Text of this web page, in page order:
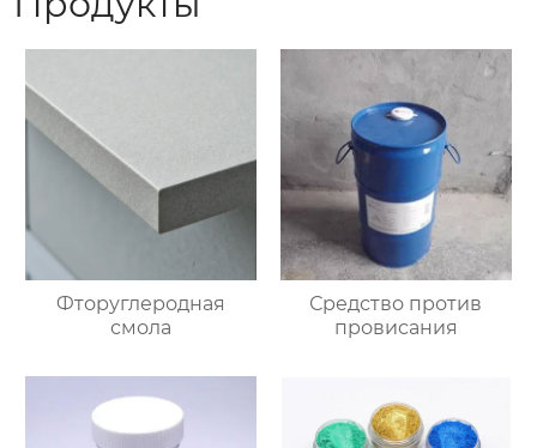
Фторуглеродная
смола
Средство против
провисания